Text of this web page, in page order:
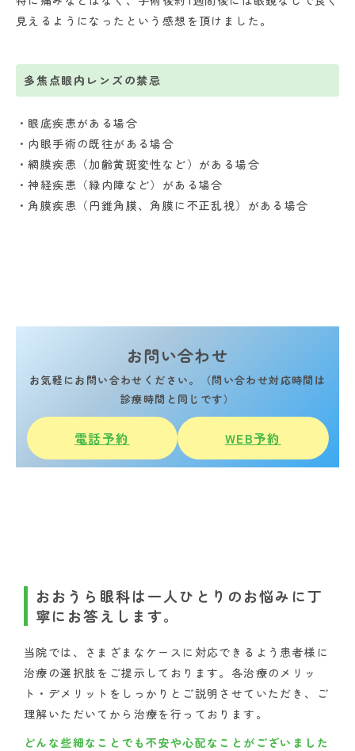
見えるようになったという感想を頂けました。
多焦点眼内レンズの禁忌
眼底疾患がある場合
内眼手術の既往がある場合
網膜疾患（加齢黄斑変性など）がある場合
神経疾患（緑内障など）がある場合
角膜疾患（円錐角膜、角膜に不正乱視）がある場合
お問い合わせ
お気軽にお問い合わせください。（問い合わせ対応時間は
診療時間と同じです）
電話予約 WEB予約
おおうら眼科は一人ひとりのお悩みに丁
寧にお答えします。
当院では、さまざまなケースに対応できるよう患者様に
治療の選択肢をご提示しております。各治療のメリッ
ト・デメリットをしっかりとご説明させていただき、ご
理解いただいてから治療を行っております。
どんな些細なことでも不安や心配なことがございました